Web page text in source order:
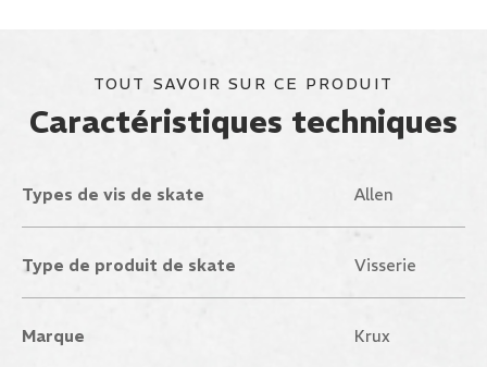
TOUT SAVOIR SUR CE PRODUIT
Caractéristiques techniques
Types de vis de skate Allen
Type de produit de skate Visserie
Marque Krux